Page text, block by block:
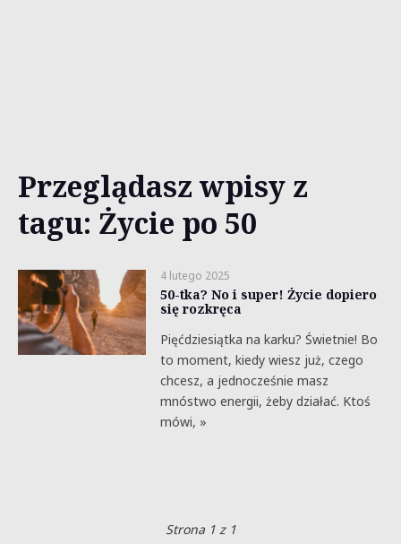
Przeglądasz wpisy z
tagu: Życie po 50
4 lutego 2025
50-tka? No i super! Życie dopiero
się rozkręca
Pięćdziesiątka na karku? Świetnie! Bo
to moment, kiedy wiesz już, czego
chcesz, a jednocześnie masz
mnóstwo energii, żeby działać. Ktoś
mówi, »
Strona 1 z 1